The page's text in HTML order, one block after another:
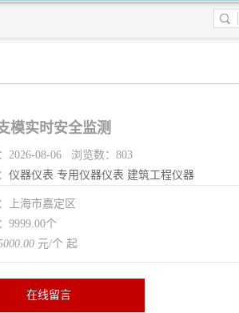
模实时安全监测
2026-08-06 浏览数：803
仪器仪表 专用仪器仪表 建筑工程仪器
上海市嘉定区
9999.00个
元/个 起
在线留言